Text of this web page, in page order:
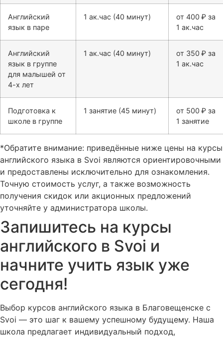
Английский
язык в паре
1 ак.час (40 минут)
от 400 ₽ за
1 ак.час
Английский
язык в группе
для малышей от
4-х лет
1 ак.час (40 минут)
от 350 ₽ за
1 ак.час
Подготовка к
школе в группе
1 занятие (45 минут)
от 500 ₽ за
1 занятие
*Обратите внимание: приведённые ниже цены на курсы
английского языка в Svoi являются ориентировочными
и предоставлены исключительно для ознакомления.
Точную стоимость услуг, а также возможность
получения скидок или акционных предложений
уточняйте у администратора школы.
Запишитесь на курсы
английского в Svoi и
начните учить язык уже
сегодня!
Выбор курсов английского языка в Благовещенске с
Svoi — это шаг к вашему успешному будущему. Наша
школа предлагает индивидуальный подход,